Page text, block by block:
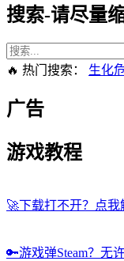
搜索-请尽量
🔥 热门搜索： 生化
广告
游戏教程
🚀下载打不开？点我
🔑游戏弹Steam？无